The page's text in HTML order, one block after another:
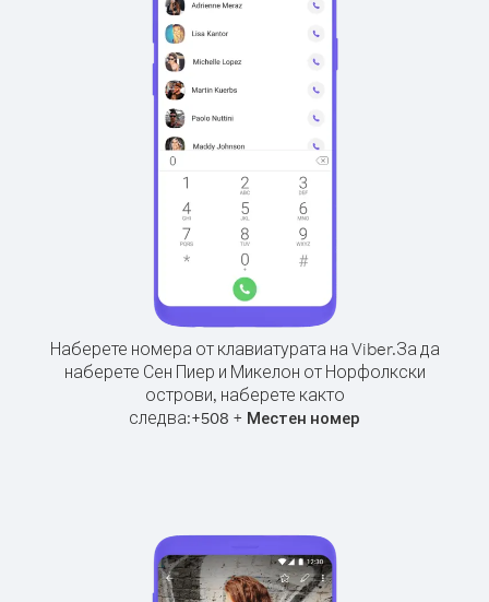
Наберете номера от клавиатурата на Viber.За да
наберете Сен Пиер и Микелон от Норфолкски
острови, наберете както
следва:+508 + Местен номер